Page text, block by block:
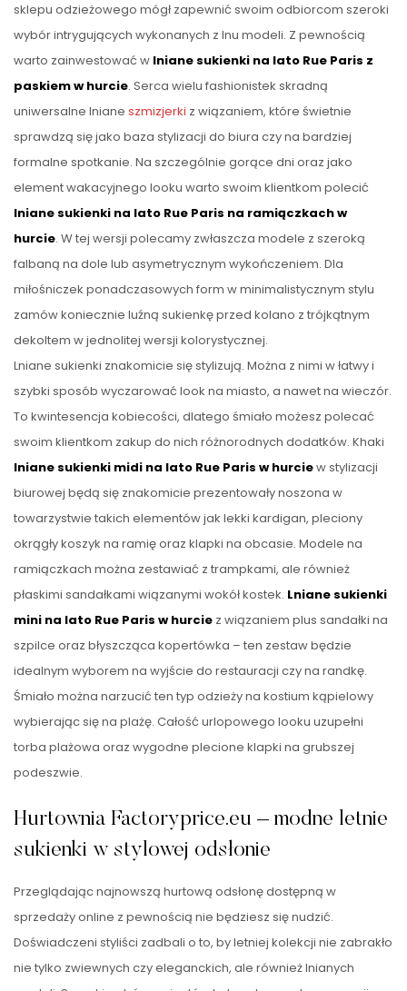
sklepu odzieżowego mógł zapewnić swoim odbiorcom szeroki
wybór intrygujących wykonanych z lnu modeli. Z pewnością
warto zainwestować w lniane sukienki na lato Rue Paris z
paskiem w hurcie. Serca wielu fashionistek skradną
uniwersalne lniane szmizjerki z wiązaniem, które świetnie
sprawdzą się jako baza stylizacji do biura czy na bardziej
formalne spotkanie. Na szczególnie gorące dni oraz jako
element wakacyjnego looku warto swoim klientkom polecić
lniane sukienki na lato Rue Paris na ramiączkach w
hurcie. W tej wersji polecamy zwłaszcza modele z szeroką
falbaną na dole lub asymetrycznym wykończeniem. Dla
miłośniczek ponadczasowych form w minimalistycznym stylu
zamów koniecznie luźną sukienkę przed kolano z trójkątnym
dekoltem w jednolitej wersji kolorystycznej.
Lniane sukienki znakomicie się stylizują. Można z nimi w łatwy i
szybki sposób wyczarować look na miasto, a nawet na wieczór.
To kwintesencja kobiecości, dlatego śmiało możesz polecać
swoim klientkom zakup do nich różnorodnych dodatków. Khaki
lniane sukienki midi na lato Rue Paris w hurciew stylizacji
biurowej będą się znakomicie prezentowały noszona w
towarzystwie takich elementów jak lekki kardigan, pleciony
okrągły koszyk na ramię oraz klapki na obcasie. Modele na
ramiączkach można zestawiać z trampkami, ale również
płaskimi sandałkami wiązanymi wokół kostek. Lniane sukienki
mini na lato Rue Paris w hurcie z wiązaniem plus sandałki na
szpilce oraz błyszcząca kopertówka – ten zestaw będzie
idealnym wyborem na wyjście do restauracji czy na randkę.
Śmiało można narzucić ten typ odzieży na kostium kąpielowy
wybierając się na plażę. Całość urlopowego looku uzupełni
torba plażowa oraz wygodne plecione klapki na grubszej
podeszwie.
Hurtownia Factoryprice.eu – modne letnie
sukienki w stylowej odsłonie
Przeglądając najnowszą hurtową odsłonę dostępną w
sprzedaży online z pewnością nie będziesz się nudzić.
Doświadczeni styliści zadbali o to, by letniej kolekcji nie zabrakło
nie tylko zwiewnych czy eleganckich, ale również lnianych